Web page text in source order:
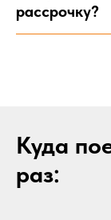
рассрочку?
Куда
раз: